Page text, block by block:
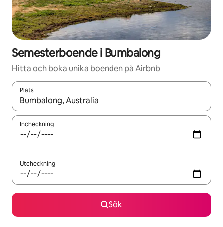
Semesterboende i Bumbalong
Hitta och boka unika boenden på Airbnb
Plats
När resultaten är tillgängliga kan du navigera med upp- och
Incheckning
Utcheckning
Sök